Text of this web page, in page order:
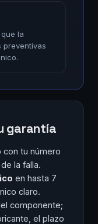
la
preventivas
garantía
con tu número
la falla.
en hasta 7
claro.
componente;
el plazo